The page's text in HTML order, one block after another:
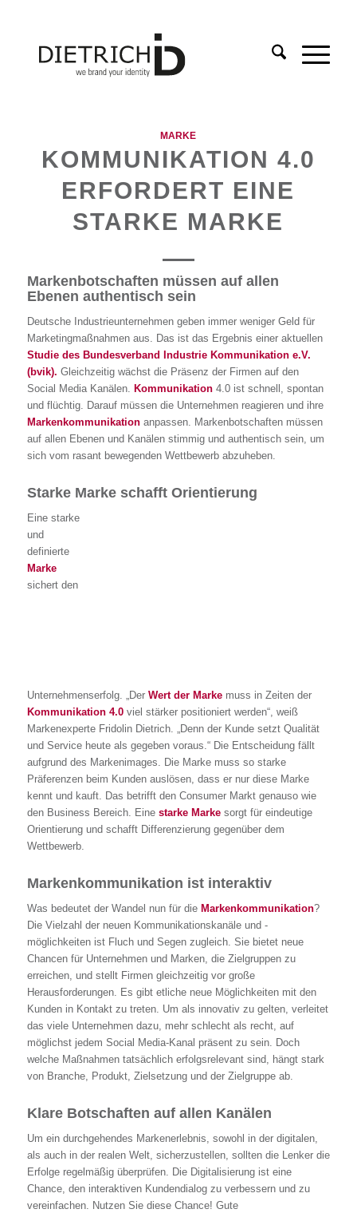
MARKE
KOMMUNIKATION 4.0
ERFORDERT EINE
STARKE MARKE
Markenbotschaften müssen auf allen
Ebenen authentisch sein
Deutsche Industrieunternehmen geben immer weniger Geld für
Marketingmaßnahmen aus. Das ist das Ergebnis einer aktuellen
Studie des Bundesverband Industrie Kommunikation e.V.
(bvik). Gleichzeitig wächst die Präsenz der Firmen auf den
Social Media Kanälen. Kommunikation4.0 ist schnell, spontan
und flüchtig. Darauf müssen die Unternehmen reagieren und ihre
Markenkommunikation anpassen. Markenbotschaften müssen
auf allen Ebenen und Kanälen stimmig und authentisch sein, um
sich vom rasant bewegenden Wettbewerb abzuheben.
Starke Marke schafft Orientierung
Eine starke
und
definierte
Marke
sichert den
Unternehmenserfolg. „Der Wert der Marke muss in Zeiten der
Kommunikation 4.0viel stärker positioniert werden“, weiß
Markenexperte Fridolin Dietrich. „Denn der Kunde setzt Qualität
und Service heute als gegeben voraus.“ Die Entscheidung fällt
aufgrund des Markenimages. Die Marke muss so starke
Präferenzen beim Kunden auslösen, dass er nur diese Marke
kennt und kauft. Das betrifft den Consumer Markt genauso wie
den Business Bereich. Eine starke Marke sorgt für eindeutige
Orientierung und schafft Differenzierung gegenüber dem
Wettbewerb.
Markenkommunikation ist interaktiv
Was bedeutet der Wandel nun für die Markenkommunikation?
Die Vielzahl der neuen Kommunikationskanäle und -
möglichkeiten ist Fluch und Segen zugleich. Sie bietet neue
Chancen für Unternehmen und Marken, die Zielgruppen zu
erreichen, und stellt Firmen gleichzeitig vor große
Herausforderungen. Es gibt etliche neue Möglichkeiten mit den
Kunden in Kontakt zu treten. Um als innovativ zu gelten, verleitet
das viele Unternehmen dazu, mehr schlecht als recht, auf
möglichst jedem Social Media-Kanal präsent zu sein. Doch
welche Maßnahmen tatsächlich erfolgsrelevant sind, hängt stark
von Branche, Produkt, Zielsetzung und der Zielgruppe ab.
Klare Botschaften auf allen Kanälen
Um ein durchgehendes Markenerlebnis, sowohl in der digitalen,
als auch in der realen Welt, sicherzustellen, sollten die Lenker die
Erfolge regelmäßig überprüfen. Die Digitalisierung ist eine
Chance, den interaktiven Kundendialog zu verbessern und zu
vereinfachen. Nutzen Sie diese Chance! Gute